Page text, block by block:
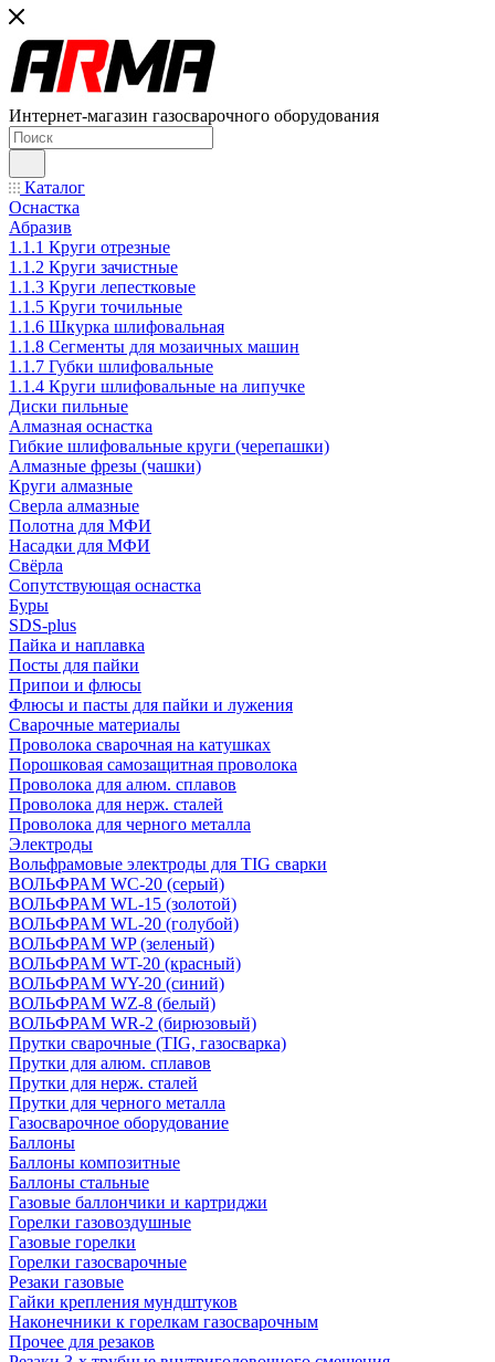
Интернет-магазин газосварочного оборудования
Каталог
Оснастка
Абразив
1.1.1 Круги отрезные
1.1.2 Круги зачистные
1.1.3 Круги лепестковые
1.1.5 Круги точильные
1.1.6 Шкурка шлифовальная
1.1.8 Сегменты для мозаичных машин
1.1.7 Губки шлифовальные
1.1.4 Круги шлифовальные на липучке
Диски пильные
Алмазная оснастка
Гибкие шлифовальные круги (черепашки)
Алмазные фрезы (чашки)
Круги алмазные
Сверла алмазные
Полотна для МФИ
Насадки для МФИ
Свёрла
Сопутствующая оснастка
Буры
SDS-plus
Пайка и наплавка
Посты для пайки
Припои и флюсы
Флюсы и пасты для пайки и лужения
Сварочные материалы
Проволока сварочная на катушках
Порошковая самозащитная проволока
Проволока для алюм. сплавов
Проволока для нерж. сталей
Проволока для черного металла
Электроды
Вольфрамовые электроды для TIG сварки
ВОЛЬФРАМ WC-20 (серый)
ВОЛЬФРАМ WL-15 (золотой)
ВОЛЬФРАМ WL-20 (голубой)
ВОЛЬФРАМ WP (зеленый)
ВОЛЬФРАМ WT-20 (красный)
ВОЛЬФРАМ WY-20 (синий)
ВОЛЬФРАМ WZ-8 (белый)
ВОЛЬФРАМ WR-2 (бирюзовый)
Прутки сварочные (TIG, газосварка)
Прутки для алюм. сплавов
Прутки для нерж. сталей
Прутки для черного металла
Газосварочное оборудование
Баллоны
Баллоны композитные
Баллоны стальные
Газовые баллончики и картриджи
Горелки газовоздушные
Газовые горелки
Горелки газосварочные
Резаки газовые
Гайки крепления мундштуков
Наконечники к горелкам газосварочным
Прочее для резаков